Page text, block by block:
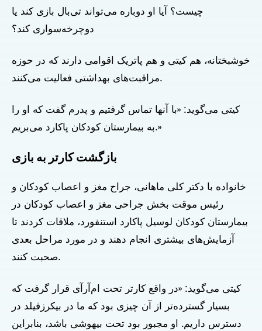
چیست؟ آیا او دوباره می‌تواند تی‌بال بازی کند یا
دوچرخه‌سواری کند؟
خوشبختانه، هم کیتی و هم پاتریک اقوامی دارند که در حوزه
مراقبت‌های بهداشتی فعالیت می‌کنند.
کیتی می‌گوید: «با آنها تماس گرفتیم و پدرم گفت که او را
به بیمارستان کودکان پاکارد می‌بریم.»
بازگشت کارتر به بازی
خانواده با دکتر کلی ماهانی، جراح مغز و اعصاب کودکان و
رئیس موقت بخش جراحی مغز و اعصاب کودکان در
بیمارستان کودکان لوسیل پاکارد استنفورد، ملاقات کردند تا
آزمایش‌های بیشتری انجام دهند و در مورد مراحل بعدی
صحبت کنند.
کیتی می‌گوید: «در واقع کارتر تحت ام‌آر‌آی قرار گرفت که
بسیار گسترده‌تر از آن چیزی بود که ما در بیکرزفیلد در
دسترس داریم. او مجبور بود تحت بیهوشی باشد، بنابراین